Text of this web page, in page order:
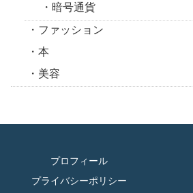
暗号通貨
ファッション
本
美容
プロフィール
プライバシーポリシー